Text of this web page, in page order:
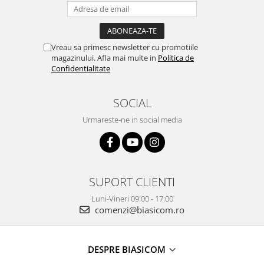
Preparare ceai si cafea
Espressoare
Preparare desert
Aparate de facut inghetata
Vreau sa primesc newsletter cu promotiile
magazinului. Afla mai multe in Politica de
Confidentialitate
SOCIAL
Urmareste-ne in social media
SUPORT CLIENTI
Luni-Vineri 09:00 - 17:00
comenzi@biasicom.ro
DESPRE BIASICOM